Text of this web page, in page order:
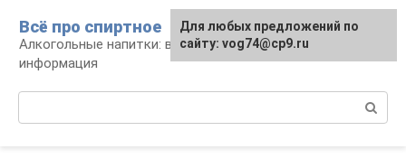
контенту
Всё про спиртное
Алкогольные напитки: виды, рецепты,
информация
Для любых предложений по
сайту: vog74@cp9.ru